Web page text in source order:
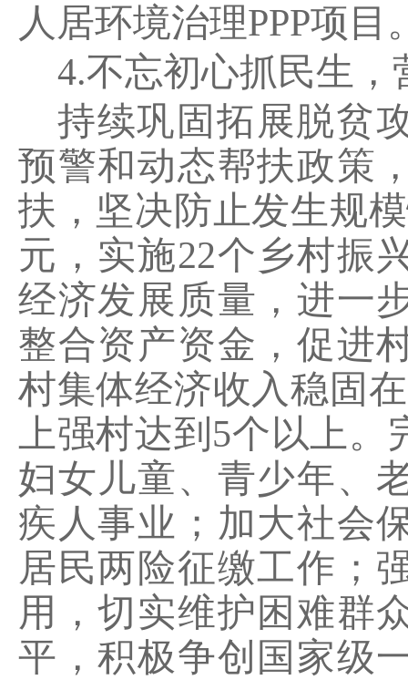
人居环境治理PPP项目
4.不忘初心抓民生，
持续巩固拓展脱贫
预警和动态帮扶政策
扶，坚决防止发生规
元，实施22个乡村振
经济发展质量，进一
整合资产资金，促进
村集体经济收入稳固在
上强村达到 5个以上。
妇女儿童、青少年、
疾人事业；加大社会
居民两险征缴工作；
用，切实维护困难群
平，积极争创国家级